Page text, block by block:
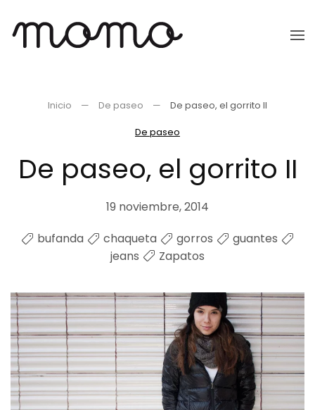
Ir
Inicio De paseo
De paseo, el gorrito II
De paseo
De paseo, el gorrito II
19 noviembre, 2014
bufanda
chaqueta gorros
guantes
jeans
Zapatos